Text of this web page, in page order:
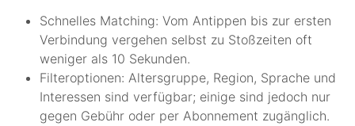
Schnelles Matching: Vom Antippen bis zur ersten
Verbindung vergehen selbst zu Stoßzeiten oft
weniger als 10 Sekunden.
Filteroptionen: Altersgruppe, Region, Sprache und
Interessen sind verfügbar; einige sind jedoch nur
gegen Gebühr oder per Abonnement zugänglich.